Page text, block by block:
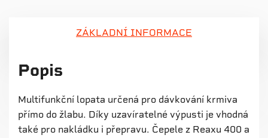
ZÁKLADNÍ INFORMACE
Popis
Multifunkční lopata určená pro dávkování krmiva
přímo do žlabu. Díky uzavíratelné výpusti je vhodná
také pro nakládku i přepravu. Čepele z Reaxu 400 a